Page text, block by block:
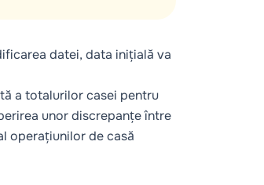
datei, data inițială va
a totalurilor casei pentru
unor discrepanțe între
operațiunilor de casă